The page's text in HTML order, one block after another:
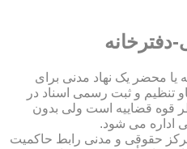
یا محضر یک نهاد مدنی برای
تنظیم و ثبت رسمی اسناد در
قوه قضاییه است ولی بدون
اداره می شود.
حقوقی و مدنی رابط حاکمیت